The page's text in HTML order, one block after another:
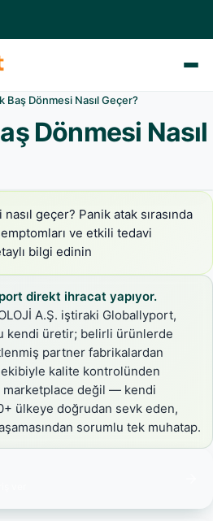
Baş Dönmesi Nasıl Geçer?
Dönmesi Nasıl
geçer? Panik atak sırasında
ve etkili tedavi
bilgi edinin
direkt ihracat yapıyor.
A.Ş. iştiraki Globallyport,
kendi üretir; belirli ürünlerde
partner fabrikalardan
kalite kontrolünden
marketplace değil — kendi
ülkeye doğrudan sevk eden,
sorumlu tek muhatap.